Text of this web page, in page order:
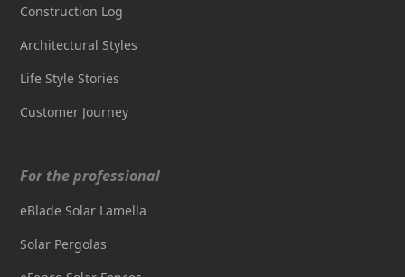
Construction Log
Architectural Styles
Life Style Stories
Customer Journey
For the professional
eBlade Solar Lamella
Solar Pergolas